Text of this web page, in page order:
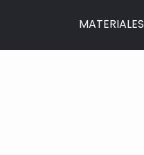
MATERIALES